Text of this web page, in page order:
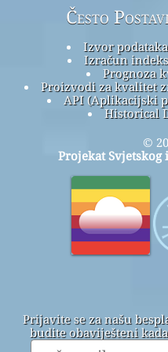
Često
Izvor
Izračun
Prognoza
Proizvodi za kvalitet
API (Aplikacijski
Historical
©
Projekat
Prijavite se za našu
budite obaviješteni